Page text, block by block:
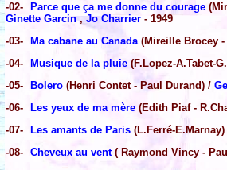
-02-
Parce que ça me donne du courage
Ginette Garcin,Jo Charrier - 1949
-03-
Ma cabane au Canada(Mireille Brocey -
-04-
Musique de la pluie (F.Lopez-A.Tabet-
-05-
Bolero (Henri Contet - Paul Durand) /
-06-
Les yeux de ma mère (Edith Piaf -
-07-
Les amants de Paris (L.Ferré-E.Marnay)
-08- Cheveux au vent( Raymond Vincy -